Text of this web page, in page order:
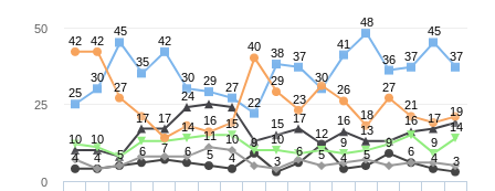
4 4 5 6 7 6 5 4
9
3
6
12
4
5
9
6 4 3
11
10
5
25
30
45
35
42
30 29
27
22
38
37
30
41
48
36 37
45
37
10 10
17 17
24
15 17 16
13
16 17
19
14
15
10
9 9
14
42 42
27
16
40
29
23
26
18
27
21
0
25
50